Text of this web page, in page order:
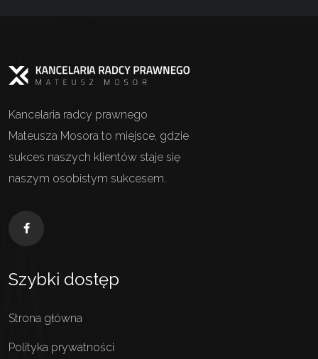
Kancelaria radcy prawnego
Mateusza Mosora to miejsce, gdzie
sukces naszych klientów staje się
naszym osobistym sukcesem.
Szybki dostęp
Strona główna
Polityka prywatności